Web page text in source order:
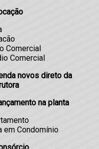
Comercial
Comercial
novos direto da
na planta
em Condomínio